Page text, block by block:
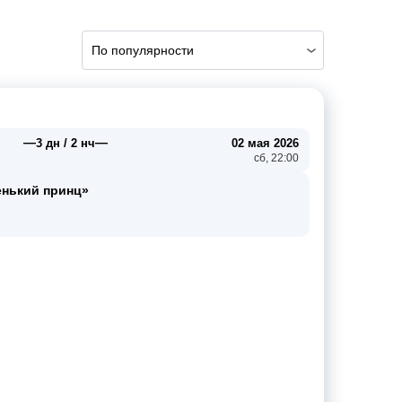
По популярности
—3 дн / 2 нч— 02 мая 2026
сб, 22:00
принц»